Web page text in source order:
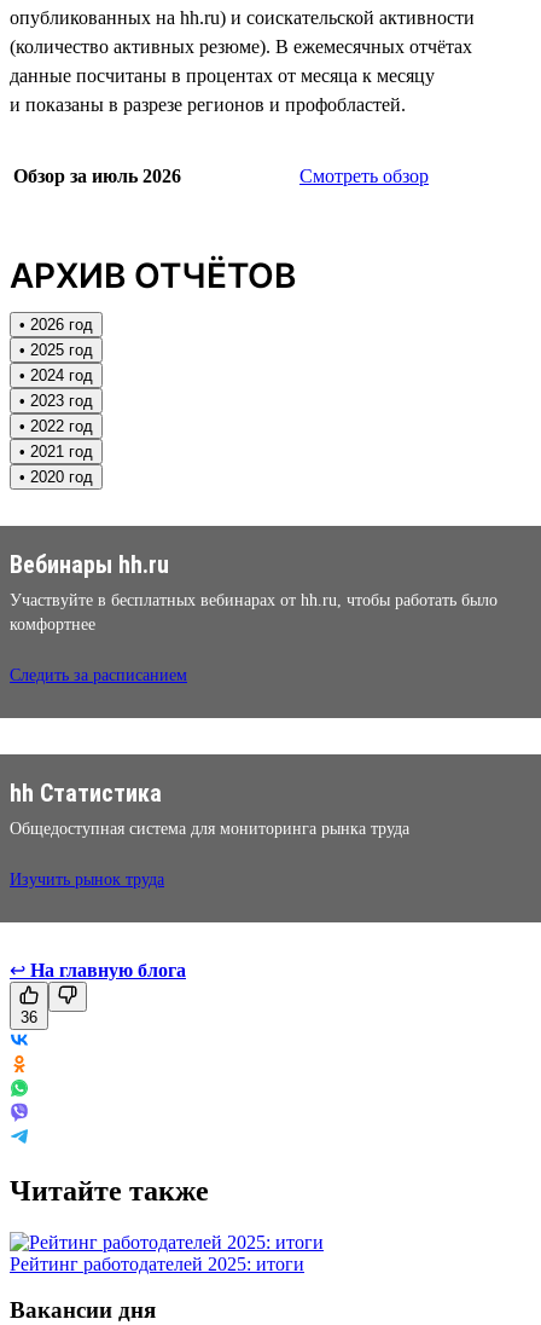
опубликованных на hh.ru) и соискательской активности
(количество активных резюме). В ежемесячных отчётах
данные посчитаны в процентах от месяца к месяцу
и показаны в разрезе регионов и профобластей.
Обзор за июль 2026 Смотреть обзор
АРХИВ ОТЧЁТОВ
• 2026 год
• 2025 год
• 2024 год
• 2023 год
• 2022 год
• 2021 год
• 2020 год
Вебинары hh.ru
Участвуйте в бесплатных вебинарах от hh.ru, чтобы работать было
комфортнее
Следить за расписанием
hh Статистика
Общедоступная система для мониторинга рынка труда
Изучить рынок труда
↩ На главную блога
36
Читайте также
Рейтинг работодателей 2025: итоги
Вакансии дня